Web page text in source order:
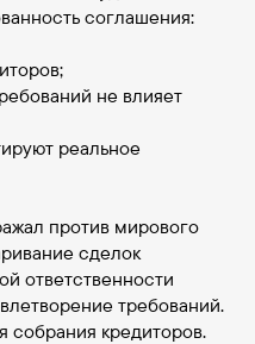
соглашения:
не влияет
реальное
против мирового
сделок
ответственности
требований.
собрания кредиторов.